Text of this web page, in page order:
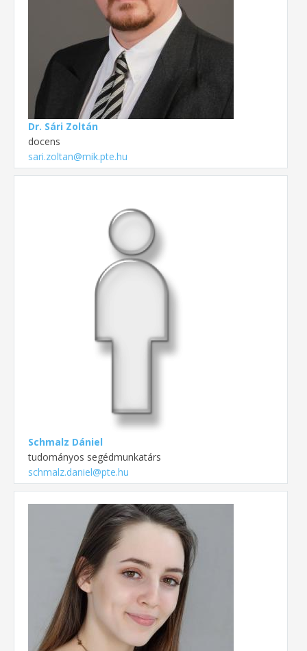
Dr. Sári Zoltán
docens
sari.zoltan@mik.pte.hu
Schmalz Dániel
tudományos segédmunkatárs
schmalz.daniel@pte.hu